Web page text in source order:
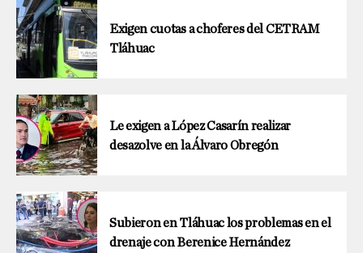
Exigen cuotas a choferes del CETRAM
Tláhuac
Le exigen a López Casarín realizar
desazolve en la Álvaro Obregón
Subieron en Tláhuac los problemas en el
drenaje con Berenice Hernández